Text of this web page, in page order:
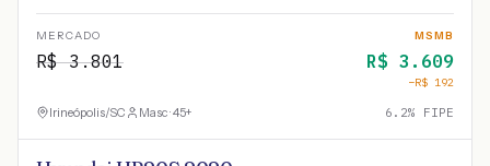
MERCADO
R$3.801
MSMB
R$ 3.609
−R$ 192
Irineópolis/SC Masc · 45+ 6.2% FIPE